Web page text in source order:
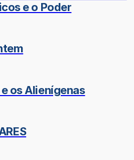
e o Poder
e os Alienígenas